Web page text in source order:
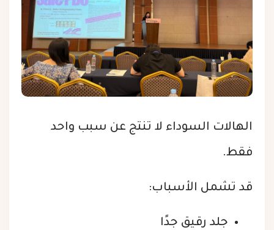
الهالات السوداء لا تنتج عن سبب واحد
فقط.
قد تشمل الأسباب:
جلد رقيق جدًا